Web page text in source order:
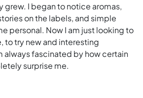
grew. I began to notice aromas,
on the labels, and simple
personal. Now I am just looking to
to try new and interesting
always fascinated by how certain
surprise me.